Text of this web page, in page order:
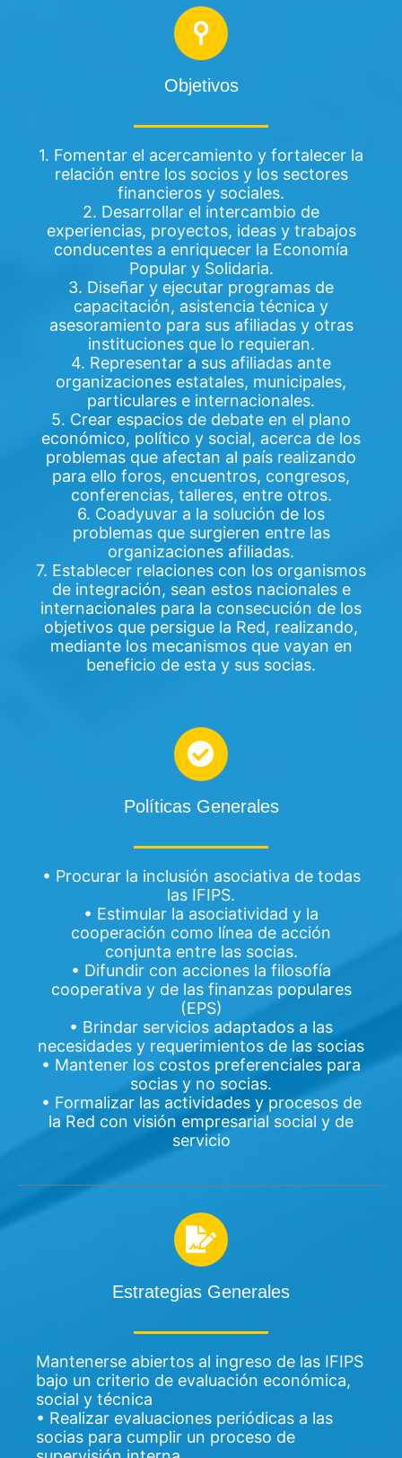
Objetivos
1. Fomentar el acercamiento y fortalecer la
relación entre los socios y los sectores
financieros y sociales.
2. Desarrollar el intercambio de
experiencias, proyectos, ideas y trabajos
conducentes a enriquecer la Economía
Popular y Solidaria.
3. Diseñar y ejecutar programas de
capacitación, asistencia técnica y
asesoramiento para sus afiliadas y otras
instituciones que lo requieran.
4. Representar a sus afiliadas ante
organizaciones estatales, municipales,
particulares e internacionales.
5. Crear espacios de debate en el plano
económico, político y social, acerca de los
problemas que afectan al país realizando
para ello foros, encuentros, congresos,
conferencias, talleres, entre otros.
6. Coadyuvar a la solución de los
problemas que surgieren entre las
organizaciones afiliadas.
7. Establecer relaciones con los organismos
de integración, sean estos nacionales e
internacionales para la consecución de los
objetivos que persigue la Red, realizando,
mediante los mecanismos que vayan en
beneficio de esta y sus socias.
Políticas Generales
• Procurar la inclusión asociativa de todas
las IFIPS.
• Estimular la asociatividad y la
cooperación como línea de acción
conjunta entre las socias.
• Difundir con acciones la filosofía
cooperativa y de las finanzas populares
(EPS)
• Brindar servicios adaptados a las
necesidades y requerimientos de las socias
• Mantener los costos preferenciales para
socias y no socias.
• Formalizar las actividades y procesos de
la Red con visión empresarial social y de
servicio
Estrategias Generales
Mantenerse abiertos al ingreso de las IFIPS
bajo un criterio de evaluación económica,
social y técnica
• Realizar evaluaciones periódicas a las
socias para cumplir un proceso de